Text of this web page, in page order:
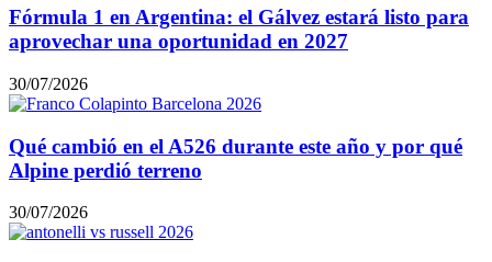
Fórmula 1 en Argentina: el Gálvez estará listo para
aprovechar una oportunidad en 2027
30/07/2026
Qué cambió en el A526 durante este año y por qué
Alpine perdió terreno
30/07/2026